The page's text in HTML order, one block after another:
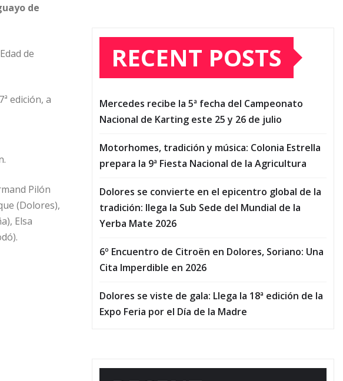
de
de
edición, a
Pilón
(Dolores),
Elsa
RECENT POSTS
Mercedes recibe la 5ª fecha del Campeonato
Nacional de Karting este 25 y 26 de julio
Motorhomes, tradición y música: Colonia Estrella
prepara la 9ª Fiesta Nacional de la Agricultura
Dolores se convierte en el epicentro global de la
tradición: llega la Sub Sede del Mundial de la
Yerba Mate 2026
6º Encuentro de Citroën en Dolores, Soriano: Una
Cita Imperdible en 2026
Dolores se viste de gala: Llega la 18ª edición de la
Expo Feria por el Día de la Madre